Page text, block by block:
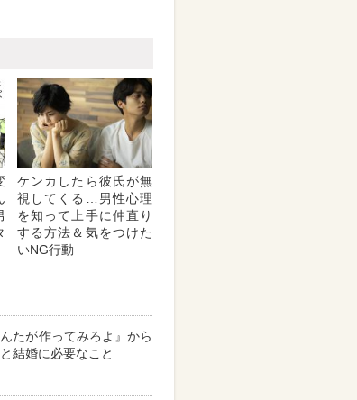
ケンカしたら彼氏が無
視してくる…男性心理
を知って上手に仲直り
する方法＆気をつけた
いNG行動
んたが作ってみろよ』から
結婚に必要なこと